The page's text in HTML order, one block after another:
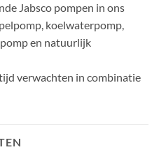
Jabsco pompen in ons
koelwaterpomp,
en natuurlijk
verwachten in combinatie